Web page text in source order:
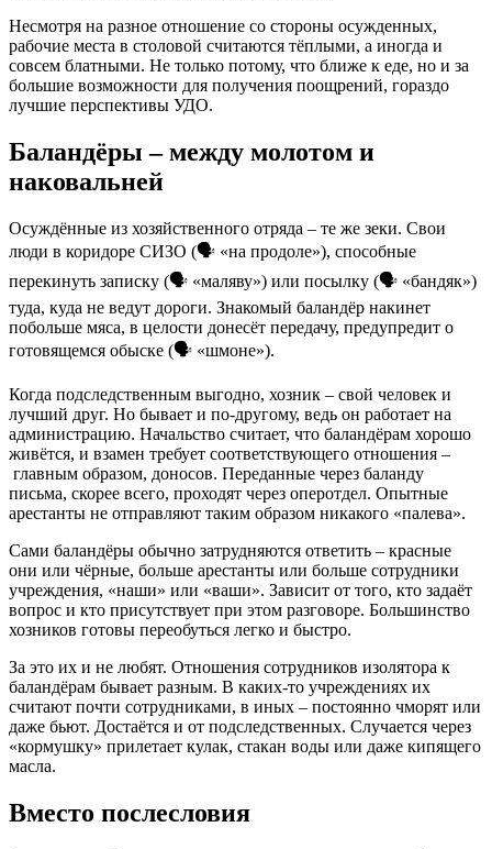
Несмотря на разное отношение со стороны осужденных,
рабочие места в столовой считаются тёплыми, а иногда и
совсем блатными. Не только потому, что ближе к еде, но и за
большие возможности для получения поощрений, гораздо
лучшие перспективы УДО.
Баландёры – между молотом и
наковальней
Осуждённые из хозяйственного отряда – те же зеки. Свои
люди в коридоре СИЗО (🗣 «на продоле»), способные
перекинуть записку (🗣 «маляву») или посылку (🗣 «бандяк»)
туда, куда не ведут дороги. Знакомый баландёр накинет
побольше мяса, в целости донесёт передачу, предупредит о
готовящемся обыске (🗣 «шмоне»).
Когда подследственным выгодно, хозник – свой человек и
лучший друг. Но бывает и по-другому, ведь он работает на
администрацию. Начальство считает, что баландёрам хорошо
живётся, и взамен требует соответствующего отношения –
главным образом, доносов. Переданные через баланду
письма, скорее всего, проходят через оперотдел. Опытные
арестанты не отправляют таким образом никакого «палева».
Сами баландёры обычно затрудняются ответить – красные
они или чёрные, больше арестанты или больше сотрудники
учреждения, «наши» или «ваши». Зависит от того, кто задаёт
вопрос и кто присутствует при этом разговоре. Большинство
хозников готовы переобуться легко и быстро.
За это их и не любят. Отношения сотрудников изолятора к
баландёрам бывает разным. В каких-то учреждениях их
считают почти сотрудниками, в иных – постоянно чморят или
даже бьют. Достаётся и от подследственных. Случается через
«кормушку» прилетает кулак, стакан воды или даже кипящего
масла.
Вместо послесловия